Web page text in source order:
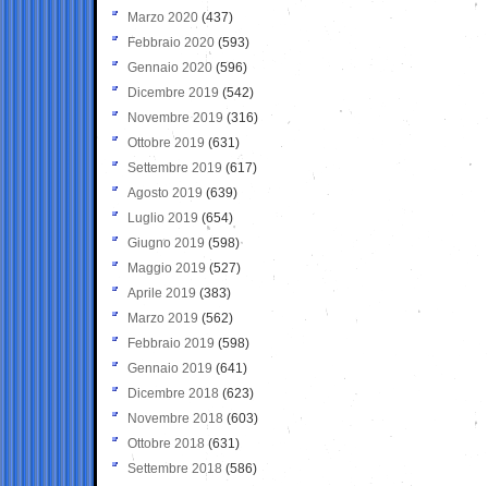
Marzo 2020 (437)
Febbraio 2020 (593)
Gennaio 2020 (596)
Dicembre 2019 (542)
Novembre 2019 (316)
Ottobre 2019 (631)
Settembre 2019 (617)
Agosto 2019 (639)
Luglio 2019 (654)
Giugno 2019 (598)
Maggio 2019 (527)
Aprile 2019 (383)
Marzo 2019 (562)
Febbraio 2019 (598)
Gennaio 2019 (641)
Dicembre 2018 (623)
Novembre 2018 (603)
Ottobre 2018 (631)
Settembre 2018 (586)